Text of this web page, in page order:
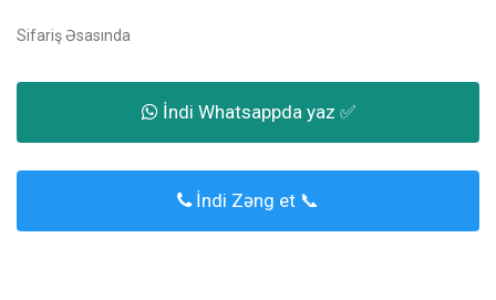
Sifariş Əsasında
İndi Whatsappda yaz ✅
İndi Zəng et 📞